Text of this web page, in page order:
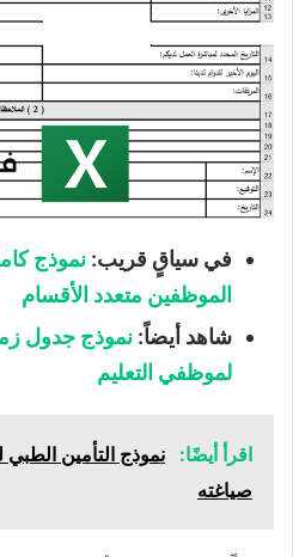
في سياقٍ قريب: نموذج
الموظفين متعدد الأقسام
شاهد أيضاً: نموذج جدول
لموظفي التعليم
اقرأ أيضًا:
نموذج التأمين
صياغته